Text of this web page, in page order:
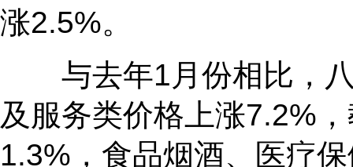
涨2.5%。
与去年1月份相比，八
及服务类价格上涨7.2%
1.3%，食品烟酒、医疗